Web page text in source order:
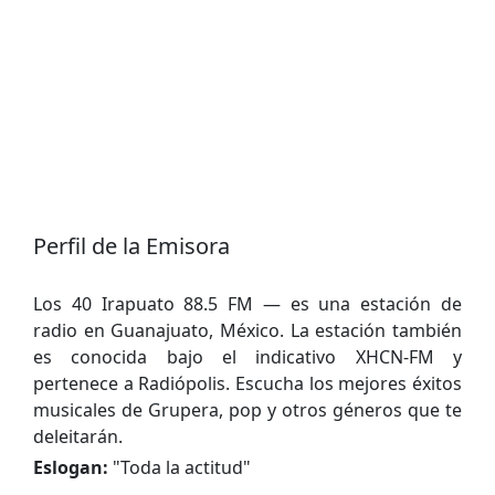
Perfil de la Emisora
Los 40 Irapuato 88.5 FM — es una estación de
radio en Guanajuato, México. La estación también
es conocida bajo el indicativo XHCN-FM y
pertenece a Radiópolis. Escucha los mejores éxitos
musicales de Grupera, pop y otros géneros que te
deleitarán.
Eslogan: "Toda la actitud"